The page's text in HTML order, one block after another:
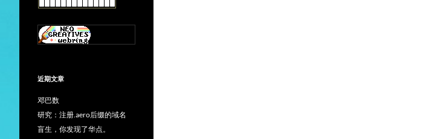
近期文章
邓巴数
研究：注册.aero后缀的域名
盲生，你发现了华点。